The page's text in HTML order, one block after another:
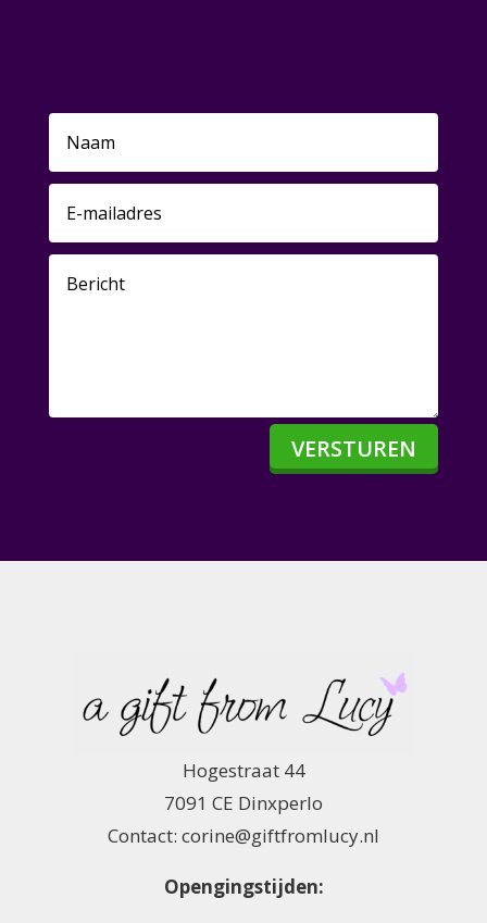
VERSTUREN
Hogestraat 44
7091 CE Dinxperlo
Contact: corine@giftfromlucy.nl
Opengingstijden: